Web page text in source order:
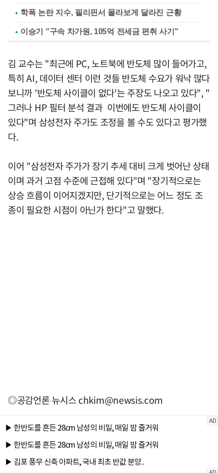
학폭 논란 지수, 필리핀서 몰라보게 달라진 근황
이승기 "구속 차가원, 105억 전세금 편취 사기"
김 교수는 "최근에 PC, 노트북에 반도체 많이 들어가고,
특히 AI, 데이터 센터 이런 것들 반도체 수요가 워낙 많다
보니까 '반도체 사이클이 없다'는 주장도 나오고 있다", "
그러나 HP 필터 분석 결과 이번에도 반도체 사이클이
있다"며 삼성전자 주가도 조정을 볼 수도 있다고 평가했
다.
이어 "삼성전자 주가가 장기 추세 대비 크게 벗어난 상태
이며 과거 고점 수준에 근접해 있다”며 "장기적으로는
상승 흐름이 이어지겠지만, 단기적으로는 어느 정도 조
종이 필요한 시점이 아닌가 한다"고 말했다.
◎공감언론 뉴시스chkim@newsis.com